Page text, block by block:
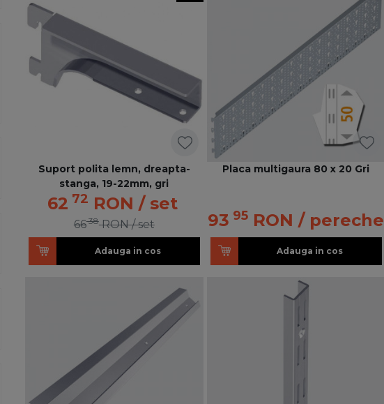
Suport polita lemn, dreapta-
stanga, 19-22mm, gri
62 72 RON / set
6638 RON / set
Adauga in cos
Placa multigaura 80 x 20 Gri
93 95 RON / pereche
Adauga in cos